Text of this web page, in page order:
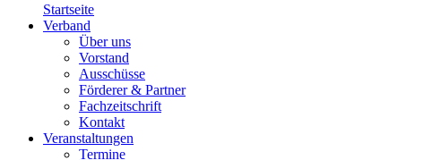
Startseite
Verband
Über uns
Vorstand
Ausschüsse
Förderer & Partner
Fachzeitschrift
Kontakt
Veranstaltungen
Termine